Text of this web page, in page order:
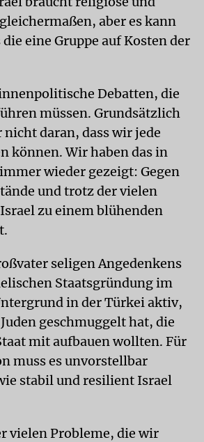
aber es kann
eine Gruppe auf Kosten der
Debatten, die
müssen. Grundsätzlich
daran, dass wir jede
können. Wir haben das in
wieder gezeigt: Gegen
und trotz der vielen
zu einem blühenden
seligen Angedenkens
Staatsgründung im
in der Türkei aktiv,
geschmuggelt hat, die
mit aufbauen wollten. Für
muss es unvorstellbar
stabil und resilient Israel
vielen Probleme, die wir